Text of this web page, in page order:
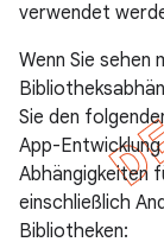
verwendet
Wenn Sie sehen
Sie den
App-
Abhängigkeiten
einschließlich
Bibliotheken: